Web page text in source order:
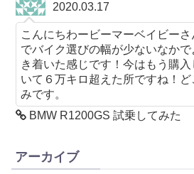
2020.03.17
こんにちわービーマーベイビー
でバイク選びの幅が少ないなか
き着いた感じです！今はもう購
いて６万キロ超えた所ですね！
みです。
BMW R1200GS 試乗してみた
アーカイブ